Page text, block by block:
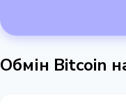
Обмін Bitcoin